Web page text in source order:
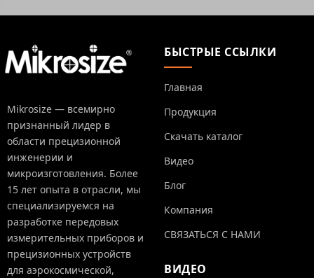
Mikrosize — всемирно
признанный лидер в
области прецизионной
инженерии и
микроизготовления. Более
15 лет опыта в отрасли, мы
специализируемся на
разработке передовых
измерительных приборов и
прецизионных устройств
для аэрокосмической,
БЫСТРЫЕ ССЫЛКИ
Главная
Продукция
Скачать каталог
Видео
Блог
Компания
СВЯЗАТЬСЯ С НАМИ
ВИДЕО